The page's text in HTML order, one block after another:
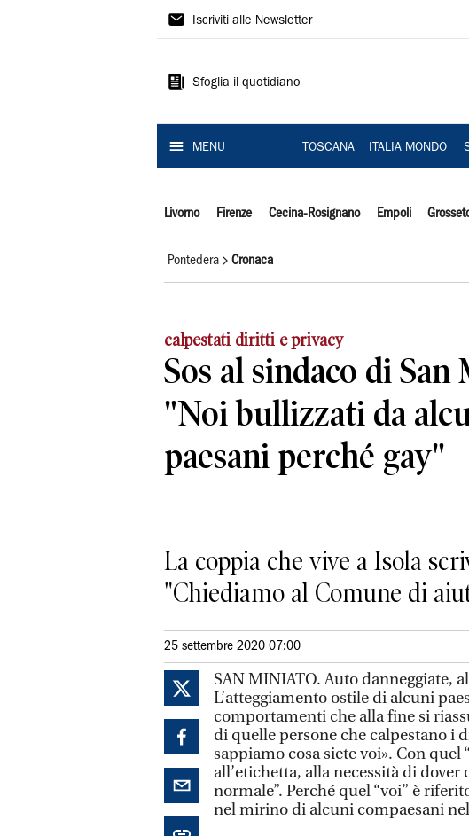
Il
Iscriviti alle Newsletter
Sfoglia il quotidiano
MENU TOSCANA ITALIA MONDO
Livorno Firenze Cecina-Rosignano Empoli
Pontedera Cronaca
calpestati diritti e privacy
Sos al sindaco di San
"Noi bullizzati da
paesani perché gay"
La coppia che vive a Isola
"Chiediamo al Comune di
25 settembre 2020 07:00
SAN MINIATO. Auto danneggiate,
L’atteggiamento ostile di alcuni
comportamenti che alla fine si
di quelle persone che calpestano i
sappiamo cosa siete voi». Con quel
all’etichetta, alla necessità di
normale”. Perché quel “voi” è
nel mirino di alcuni compaesani